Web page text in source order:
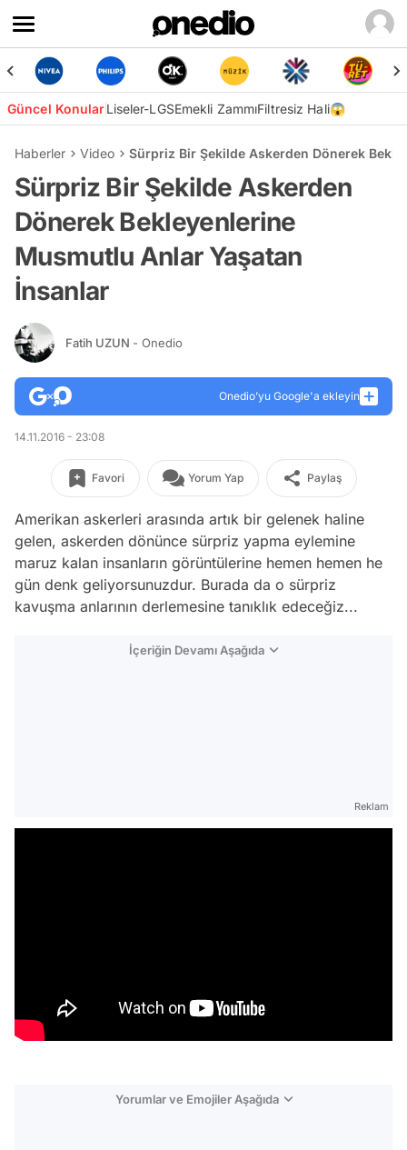
Güncel KonularLiseler-LGSEmekli ZammıFiltresiz Hali😱
Haberler Video Sürpriz Bir Şekilde Askerden Dönerek
Sürpriz Bir Şekilde Askerden
Dönerek Bekleyenlerine
Musmutlu Anlar Yaşatan
İnsanlar
Fatih UZUN - Onedio
Onedio’yu Google'a ekleyin
14.11.2016 - 23:08
Favori Yorum Yap Paylaş
Amerikan askerleri arasında artık bir gelenek haline
gelen, askerden dönünce sürpriz yapma eylemine
maruz kalan insanların görüntülerine hemen hemen he
gün denk geliyorsunuzdur. Burada da o sürpriz
kavuşma anlarının derlemesine tanıklık edeceğiz...
İçeriğin Devamı Aşağıda
Reklam
Yorumlar ve Emojiler Aşağıda